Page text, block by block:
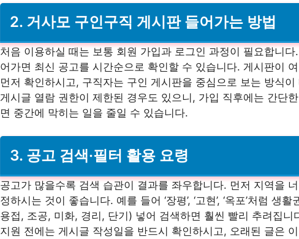
2. 거사모 구인구직 게시판 들어가는 방법
처음 이용하실 때는 보통 회원 가입과 로그인 과정이 필요합니
어가면 최신 공고를 시간순으로 확인할 수 있습니다. 게시판이 여
먼저 확인하시고, 구직자는 구인 게시판을 중심으로 보는 방식이
게시글 열람 권한이 제한된 경우도 있으니, 가입 직후에는 간단
면 중간에 막히는 일을 줄일 수 있습니다.
3. 공고 검색·필터 활용 요령
공고가 많을수록 검색 습관이 결과를 좌우합니다. 먼저 지역을
정하시는 것이 좋습니다. 예를 들어 ‘장평’, ‘고현’, ‘옥포’처럼
용접, 조공, 미화, 경리, 단기) 넣어 검색하면 훨씬 빨리 추려집니
지원 전에는 게시글 작성일을 반드시 확인하시고, 오래된 글은